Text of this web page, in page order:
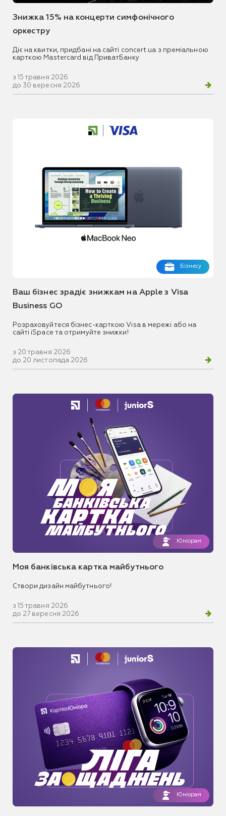
Знижка 15% на концерти симфонічного
оркестру
Діє на квитки, придбані на сайті concert.ua з преміальною
карткою Mastercard від ПриватБанку
з 15 травня 2026
до 30 вересня 2026
Бізнесу
Ваш бізнес зрадіє знижкам на Apple з Visa
Business GO
Розраховуйтеся бізнес-карткою Visa в мережі або на
сайті iSpace та отримуйте знижки!
з 20 травня 2026
до 20 листопада 2026
Юніорам
Моя банківська картка майбутнього
Створи дизайн майбутнього!
з 15 травня 2026
до 27 вересня 2026
Юніорам